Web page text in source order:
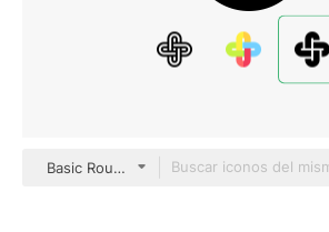
Basic Rounded Filled